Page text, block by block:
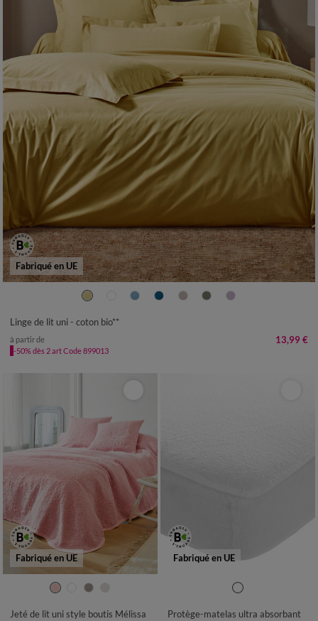
Fabriqué en UE
Linge de lit uni - coton bio**
à partir de 13,99 €
-50% dès 2 art Code 899013
Fabriqué en UE
Jeté de lit uni style boutis Mélissa
Fabriqué en UE
Protège-matelas ultra absorbant